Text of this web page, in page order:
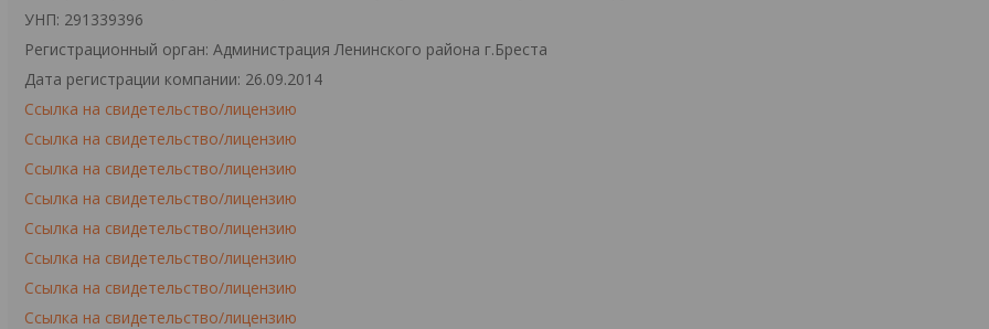
УНП: 291339396
Регистрационный орган: Администрация Ленинского района г.Бреста
Дата регистрации компании: 26.09.2014
Ссылка на свидетельство/лицензию
Ссылка на свидетельство/лицензию
Ссылка на свидетельство/лицензию
Ссылка на свидетельство/лицензию
Ссылка на свидетельство/лицензию
Ссылка на свидетельство/лицензию
Ссылка на свидетельство/лицензию
Ссылка на свидетельство/лицензию